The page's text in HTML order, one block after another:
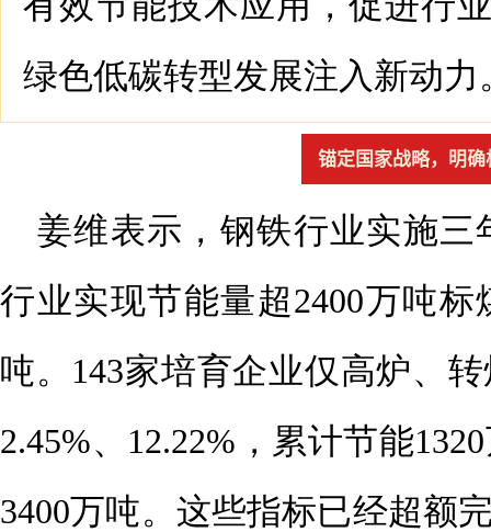
绿色低碳转型发展注入新动力
锚定国家战略，明确
姜维表示，钢铁行业实施
行业实现节能量超2400万吨
吨。143家培育企业仅高炉、
2.45%、12.22%，累计节能
3400万吨。这些指标已经超额